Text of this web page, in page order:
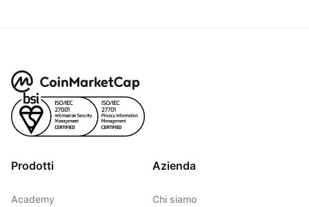
Prodotti
Academy
Azienda
Chi siamo